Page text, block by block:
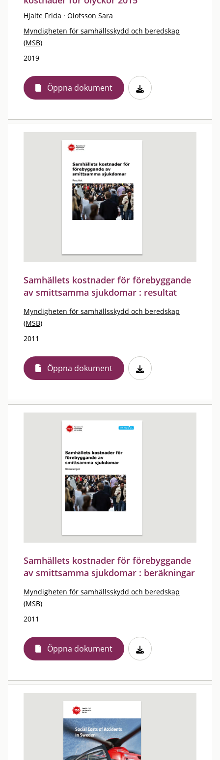
Hjalte Frida · Olofsson Sara
Myndigheten för samhällsskydd och beredskap
(MSB)
2019
Öppna dokument
Samhällets kostnader för förebyggande
av smittsamma sjukdomar : resultat
Myndigheten för samhällsskydd och beredskap
(MSB)
2011
Öppna dokument
Samhällets kostnader för förebyggande
av smittsamma sjukdomar : beräkningar
Myndigheten för samhällsskydd och beredskap
(MSB)
2011
Öppna dokument